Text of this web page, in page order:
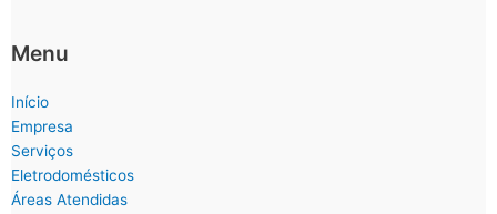
Menu
Início
Empresa
Serviços
Eletrodomésticos
Áreas Atendidas